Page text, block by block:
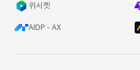
위시켓
AIDP - AX